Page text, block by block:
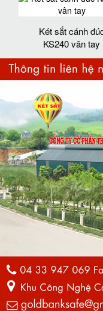
Két sắt cánh
KS240 vân tay